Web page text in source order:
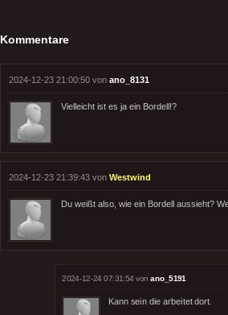
Kommentare
2024-12-23 21:00:50 von ano_8131
Vielleicht ist es ja ein Bordell!?
2024-12-23 21:39:43 von Westwind
Du weißt also, wie ein Bordell aussieht?
2024-12-24 07:31:54 vonano_5191
Kann sein die arbeitet dort.